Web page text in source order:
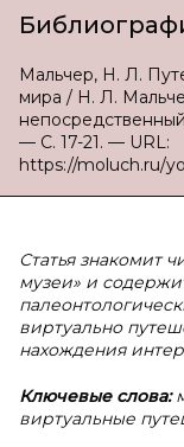
Мальчер, Н. Л.
мира / Н. Л.
— С. 17-21. — URL:
https://moluch.ru/
Статья знакомит
музеи» и
виртуально
нахождения
Ключевые слова:
виртуальные